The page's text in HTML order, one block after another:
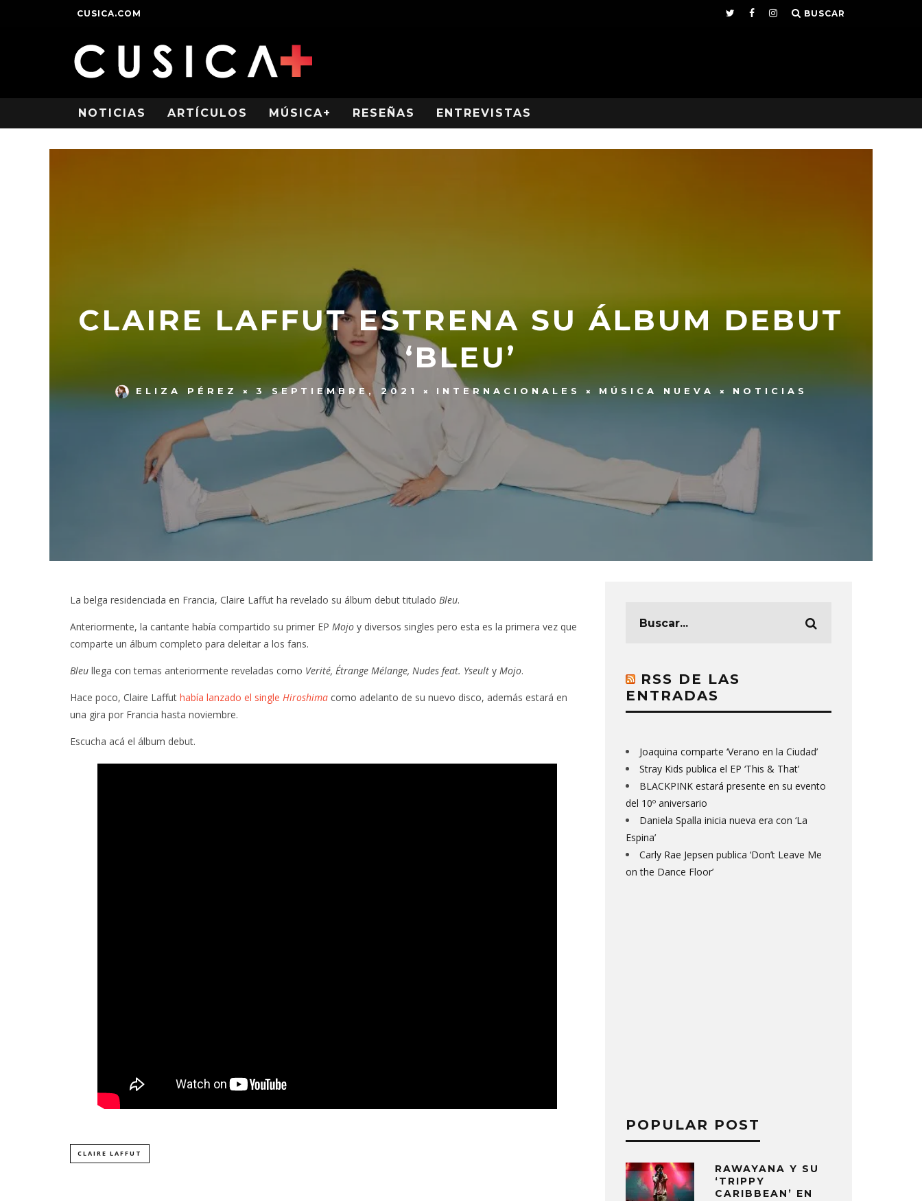
CUSICA.COM BUSCAR
NOTICIAS ARTÍCULOS MÚSICA+ RESEÑAS ENTREVISTAS
CLAIRE LAFFUT ESTRENA SU ÁLBUM DEBUT
‘BLEU’
ELIZA PÉREZ 3 SEPTIEMBRE, 2021 INTERNACIONALES MÚSICA NUEVA NOTICIAS
La belga residenciada en Francia, Claire Laffut ha revelado su álbum debut titulado Bleu.
Anteriormente, la cantante había compartido su primer EP Mojo y diversos singles pero esta es la primera vez que
comparte un álbum completo para deleitar a los fans.
Bleu llega con temas anteriormente reveladas como Verité, Étrange Mélange, Nudes feat. Yseult y Mojo.
Hace poco, Claire Laffut había lanzado el single Hiroshima como adelanto de su nuevo disco, además estará en
una gira por Francia hasta noviembre.
Escucha acá el álbum debut.
CLAIRE LAFFUT
RSS DE LAS
ENTRADAS
Joaquina comparte ‘Verano en la Ciudad’
Stray Kids publica el EP ‘This & That’
BLACKPINK estará presente en su evento
del 10º aniversario
Daniela Spalla inicia nueva era con ‘La
Espina’
Carly Rae Jepsen publica ‘Don’t Leave Me
on the Dance Floor’
POPULAR POST
RAWAYANA Y SU
‘TRIPPY
CARIBBEAN’ EN